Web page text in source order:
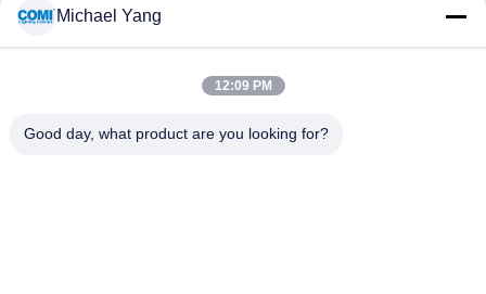
120W met U-vormige Steun
Geleide de Tuinschijnwerper RDM 20W 30W 4000K van RGBW
Michael Yang
12:09 PM
Good day, what product are you looking for?